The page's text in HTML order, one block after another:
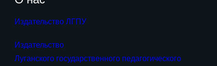
Издательство ЛГПУ
Издательство
Луганского государственного педагогического